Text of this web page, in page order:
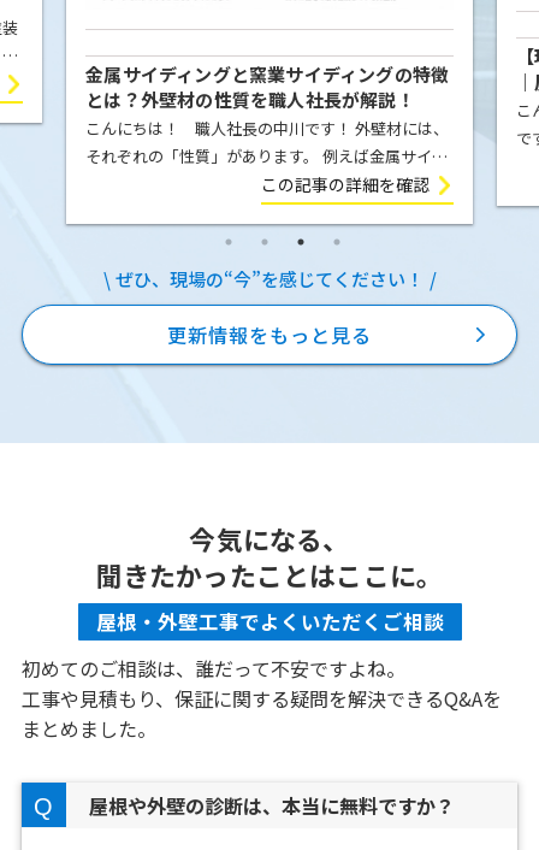
金属サイディングと窯業サイディングの特徴
とは？外壁材の性質を職人社長が解説！
こんにちは！ 職人社長の中川です！ 外壁材には、
それぞれの「性質」があります。 例えば金属サイデ
ィング（ガルバリウム鋼板）は、気温の変化によっ
て膨張したり収縮したりします。夏の強い日差しを
受ければ少し伸び、冬に気温が下が […]
この記事の詳細を確認
こ
で
ぜひ、現場の“今”を感じてください！
更新情報をもっと見る
今気になる、
聞きたかったことはここに。
屋根・外壁工事でよくいただくご相談
初めてのご相談は、誰だって不安ですよね。
工事や見積もり、保証に関する疑問を解決できるQ&Aを
まとめました。
屋根や外壁の診断は、本当に無料ですか？